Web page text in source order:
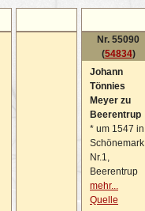
Nr. 55090
(54834)
Johann
Tönnies
Meyer zu
Beerentrup
* um 1547 in
Schönemark
Nr.1,
Beerentrup
mehr...
Quelle